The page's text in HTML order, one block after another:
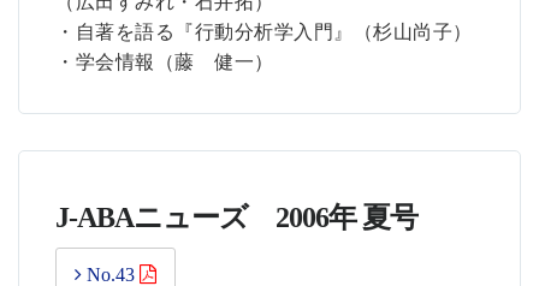
・自著を語る『行動分析学入門』（杉山尚子）
・学会情報（藤 健一）
J-ABAニューズ 2006年 夏号
No.43